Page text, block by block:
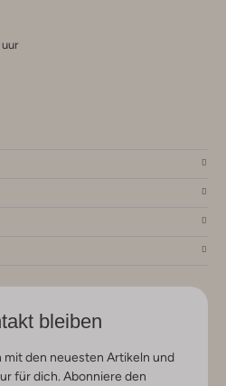
bleiben
mit den neuesten Artikeln und
für dich. Abonniere den